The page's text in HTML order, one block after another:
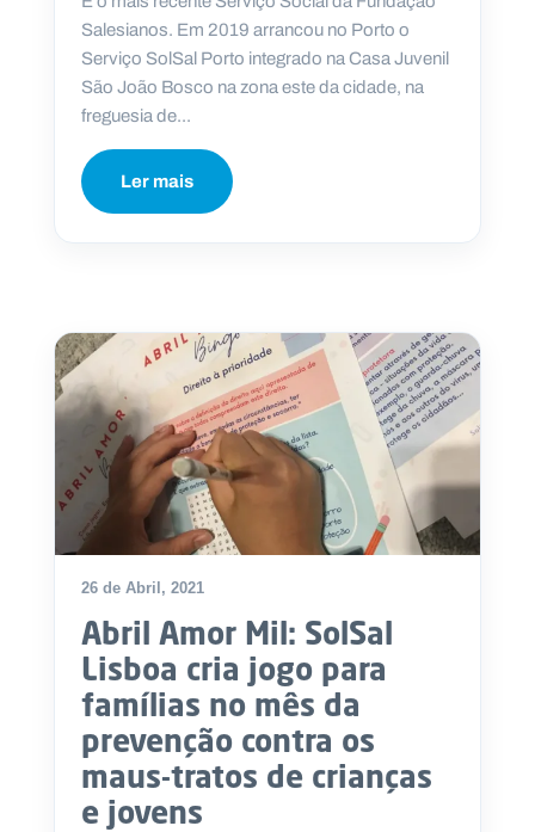
Salesianos. Em 2019 arrancou no Porto o
Serviço SolSal Porto integrado na Casa Juvenil
São João Bosco na zona este da cidade, na
freguesia de...
Ler mais
26 de Abril, 2021
Abril Amor Mil: SolSal
Lisboa cria jogo para
famílias no mês da
prevenção contra os
maus-tratos de crianças
e jovens